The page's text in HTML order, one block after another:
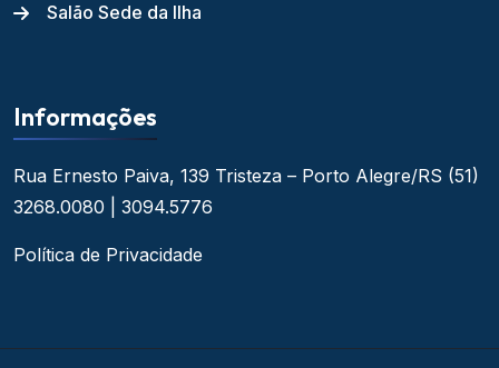
Salão Sede da Ilha
Informações
Rua Ernesto Paiva, 139 Tristeza – Porto Alegre/RS (51)
3268.0080 | 3094.5776
Política de Privacidade